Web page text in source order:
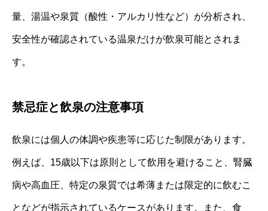
量、湯温や泉質（酸性・アルカリ性など）が分析され、
安全性が確認されている温泉だけが飲泉可能とされま
す。
禁忌症と飲泉の注意事項
飲泉には個人の体調や疾患等に応じた制限があります。
例えば、15歳以下は原則として飲用を避けること、腎臓
病や高血圧、特定の泉質では希薄または限定的に飲むこ
となどが指示されているケースがあります。また、食